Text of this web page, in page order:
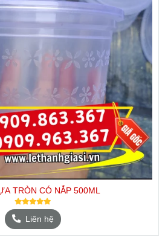
TRÒN CÓ NẮP 500ML
Liên hệ